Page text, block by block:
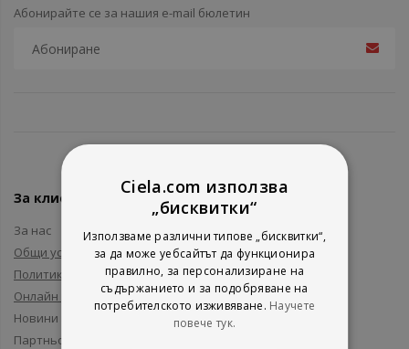
Абонирайте се за нашия e-mail бюлетин
За клиенти
За нас
Общи условия
Политика за поверителност
Онлайн решаване на спорове
Новини и събития
Партньори и приятели
Ciela.com използва
„бисквитки“
Използваме различни типове „бисквитки“,
за да може уебсайтът да функционира
правилно, за персонализиране на
съдържанието и за подобряване на
потребителското изживяване. Научете
повече тук.